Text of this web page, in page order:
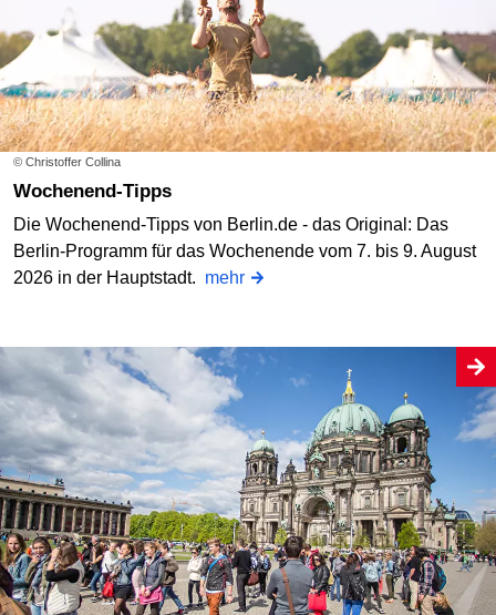
© Christoffer Collina
Wochenend-Tipps
Die Wochenend-Tipps von Berlin.de - das Original: Das
Berlin-Programm für das Wochenende vom 7. bis 9. August
2026 in der Hauptstadt. mehr